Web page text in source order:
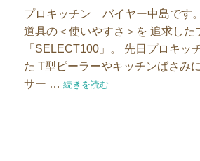
プロキッチン バイヤー中島です
道具の＜使いやすさ＞を 追求した
「SELECT100」。 先日プロキッ
た T型ピーラーやキッチンばさみ
サー …“機能性とデザイン性が魅力！「
続きを読む